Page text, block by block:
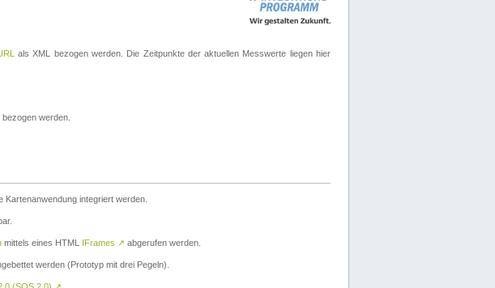
als XML bezogen werden. Die Zeitpunkte der aktuellen Messwerte liegen hier
werden.
Kartenanwendung integriert werden.
mittels eines HTML IFrames ↗ abgerufen werden.
werden (Prototyp mit drei Pegeln).